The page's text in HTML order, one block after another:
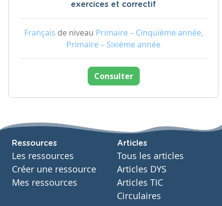
exercices et correctif
Français de niveau Primaire – Cinquième année,
Primaire – Sixième année
Consulter
Ressources
Les ressources
Créer une ressource
Mes ressources
Articles
Tous les articles
Articles DYS
Articles TIC
Circulaires